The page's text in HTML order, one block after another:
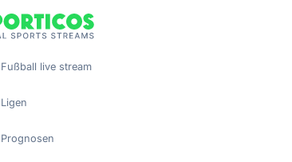
Fußball live stream
Ligen
Prognosen